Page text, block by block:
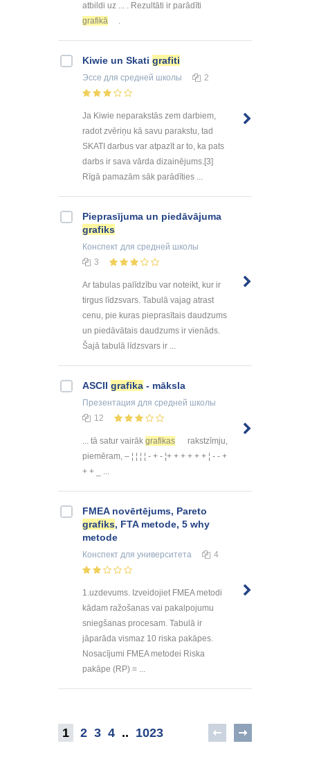
atbildi uz ... . Rezultāti ir parādīti
grafikā
.
Kiwie un Skati grafiti
Эссе для средней школы 2
Ja Kiwie neparakstās zem darbiem,
radot zvēriņu kā savu parakstu, tad
SKATI darbus var atpazīt ar to, ka pats
darbs ir sava vārda dizainējums.[3]
Rīgā pamazām sāk parādīties ...
Pieprasījuma un piedāvājuma
grafiks
Конспект для средней школы
3
Ar tabulas palīdzību var noteikt, kur ir
tirgus līdzsvars. Tabulā vajag atrast
cenu, pie kuras pieprasītais daudzums
un piedāvātais daudzums ir vienāds.
Šajā tabulā līdzsvars ir ...
ASCII grafika - māksla
Презентация для средней школы
12
... tā satur vairāk grafikas
rakstzīmju,
piemēram, – ¦ ¦ ¦ ¦ - + - ¦+ + + + + + ¦ - - +
+ + _ ...
FMEA novērtējums, Pareto
grafiks, FTA metode, 5 why
metode
Конспект для университета 4
1.uzdevums. Izveidojiet FMEA metodi
kādam ražošanas vai pakalpojumu
sniegšanas procesam. Tabulā ir
jāparāda vismaz 10 riska pakāpes.
Nosacījumi FMEA metodei Riska
pakāpe (RP) = ...
1 2 3 4 .. 1023